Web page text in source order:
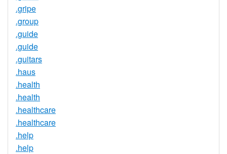
.gripe
.group
.guide
.guide
.guitars
.haus
.health
.health
.healthcare
.healthcare
.help
.help